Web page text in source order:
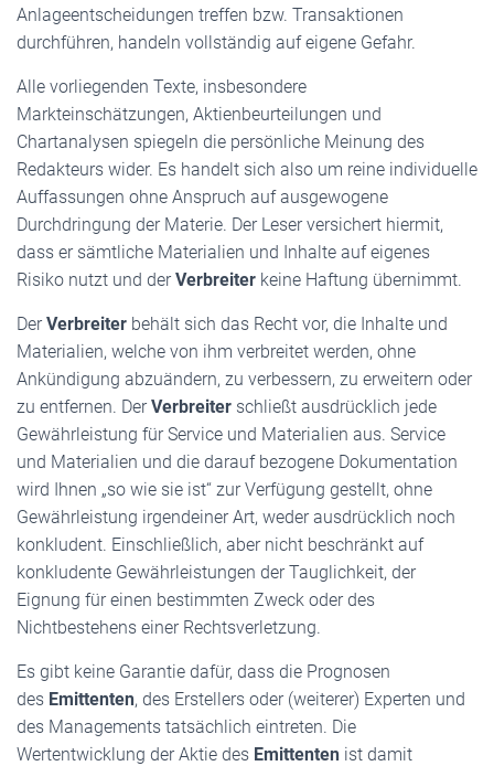
Anlageentscheidungen treffen bzw. Transaktionen
durchführen, handeln vollständig auf eigene Gefahr.
Alle vorliegenden Texte, insbesondere
Markteinschätzungen, Aktienbeurteilungen und
Chartanalysen spiegeln die persönliche Meinung des
Redakteurs wider. Es handelt sich also um reine individuelle
Auffassungen ohne Anspruch auf ausgewogene
Durchdringung der Materie. Der Leser versichert hiermit,
dass er sämtliche Materialien und Inhalte auf eigenes
Risiko nutzt und derVerbreiter keine Haftung übernimmt.
DerVerbreiter behält sich das Recht vor, die Inhalte und
Materialien, welche von ihm verbreitet werden, ohne
Ankündigung abzuändern, zu verbessern, zu erweitern oder
zu entfernen. DerVerbreiter schließt ausdrücklich jede
Gewährleistung für Service und Materialien aus. Service
und Materialien und die darauf bezogene Dokumentation
wird Ihnen „so wie sie ist“ zur Verfügung gestellt, ohne
Gewährleistung irgendeiner Art, weder ausdrücklich noch
konkludent. Einschließlich, aber nicht beschränkt auf
konkludente Gewährleistungen der Tauglichkeit, der
Eignung für einen bestimmten Zweck oder des
Nichtbestehens einer Rechtsverletzung.
Es gibt keine Garantie dafür, dass die Prognosen
des Emittenten, des Erstellers oder (weiterer) Experten und
des Managements tatsächlich eintreten. Die
Wertentwicklung der Aktie des Emittenten ist damit